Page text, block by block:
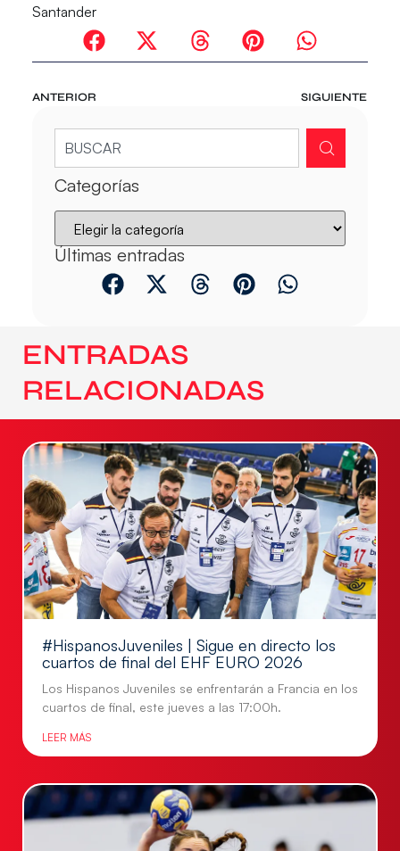
Santander
ANTERIOR SIGUIENTE
Categorías
Últimas entradas
ENTRADAS
RELACIONADAS
#HispanosJuveniles | Sigue en directo los
cuartos de final del EHF EURO 2026
Los Hispanos Juveniles se enfrentarán a Francia en los
cuartos de final, este jueves a las 17:00h.
LEER MÁS